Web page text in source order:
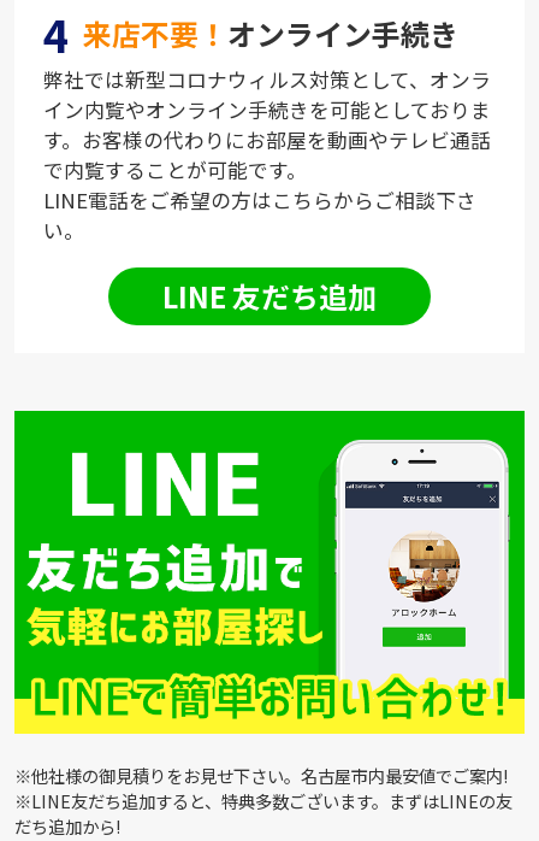
4 来店不要！ オンライン手続き
弊社では新型コロナウィルス対策として、オンラ
イン内覧やオンライン手続きを可能としておりま
す。お客様の代わりにお部屋を動画やテレビ通話
で内覧することが可能です。
LINE電話をご希望の方はこちらからご相談下さ
い。
LINE 友だち追加
※他社様の御見積りをお見せ下さい。名古屋市内最安値でご案内!
※LINE友だち追加すると、特典多数ございます。まずはLINEの友
だち追加から!